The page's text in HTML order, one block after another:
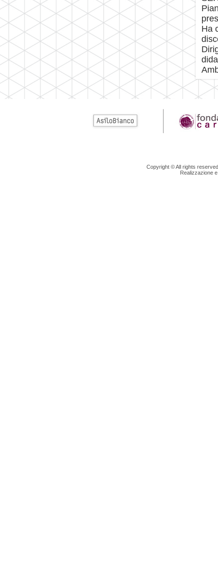
Ha
Copyright © All rights
Realizzazione